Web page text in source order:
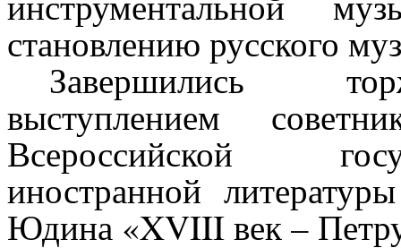
становлению русского
Завершились
выступлением
Всероссийской
иностранной
Юдина «XVIII век –